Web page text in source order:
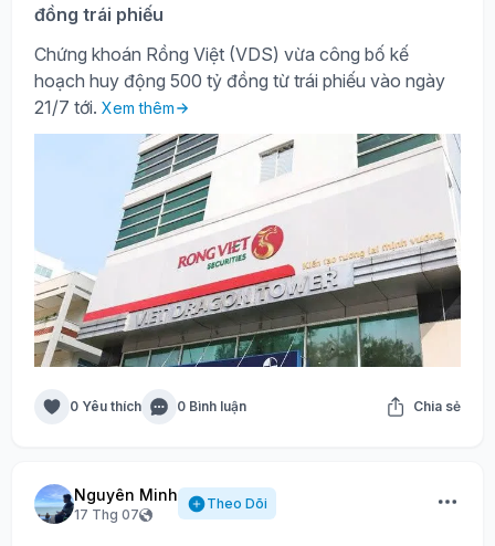
đồng trái phiếu
Chứng khoán Rồng Việt (VDS) vừa công bố kế
hoạch huy động 500 tỷ đồng từ trái phiếu vào ngày
21/7 tới. Xem thêm
0 Yêu thích 0 Bình luận Chia sẻ
Nguyên Minh
17 Thg 07
Theo Dõi